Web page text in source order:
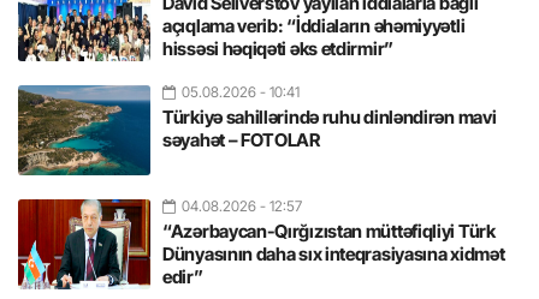
açıqlama verib: “İddiaların əhəmiyyətli
hissəsi həqiqəti əks etdirmir”
05.08.2026 - 10:41
Türkiyə sahillərində ruhu dinləndirən mavi
səyahət – FOTOLAR
04.08.2026 - 12:57
“Azərbaycan-Qırğızıstan müttəfiqliyi Türk
Dünyasının daha sıx inteqrasiyasına xidmət
edir”